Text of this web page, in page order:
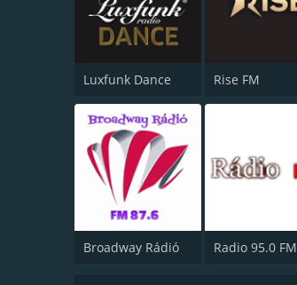
Luxfunk Dance Rise FM
Broadway Rádió Radio 95.0 FM